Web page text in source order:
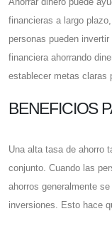
financieras a largo
personas pueden
financiera ahorrando
establecer metas claras
BENEFICIOS
Una alta tasa de ahorro
conjunto. Cuando las
ahorros generalmente
inversiones. Esto hace